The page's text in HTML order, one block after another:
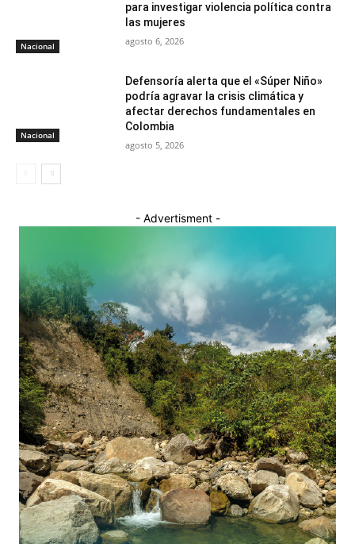
Nacional
para investigar violencia política contra
las mujeres
agosto 6, 2026
Nacional
Defensoría alerta que el «Súper Niño»
podría agravar la crisis climática y
afectar derechos fundamentales en
Colombia
agosto 5, 2026
- Advertisment -